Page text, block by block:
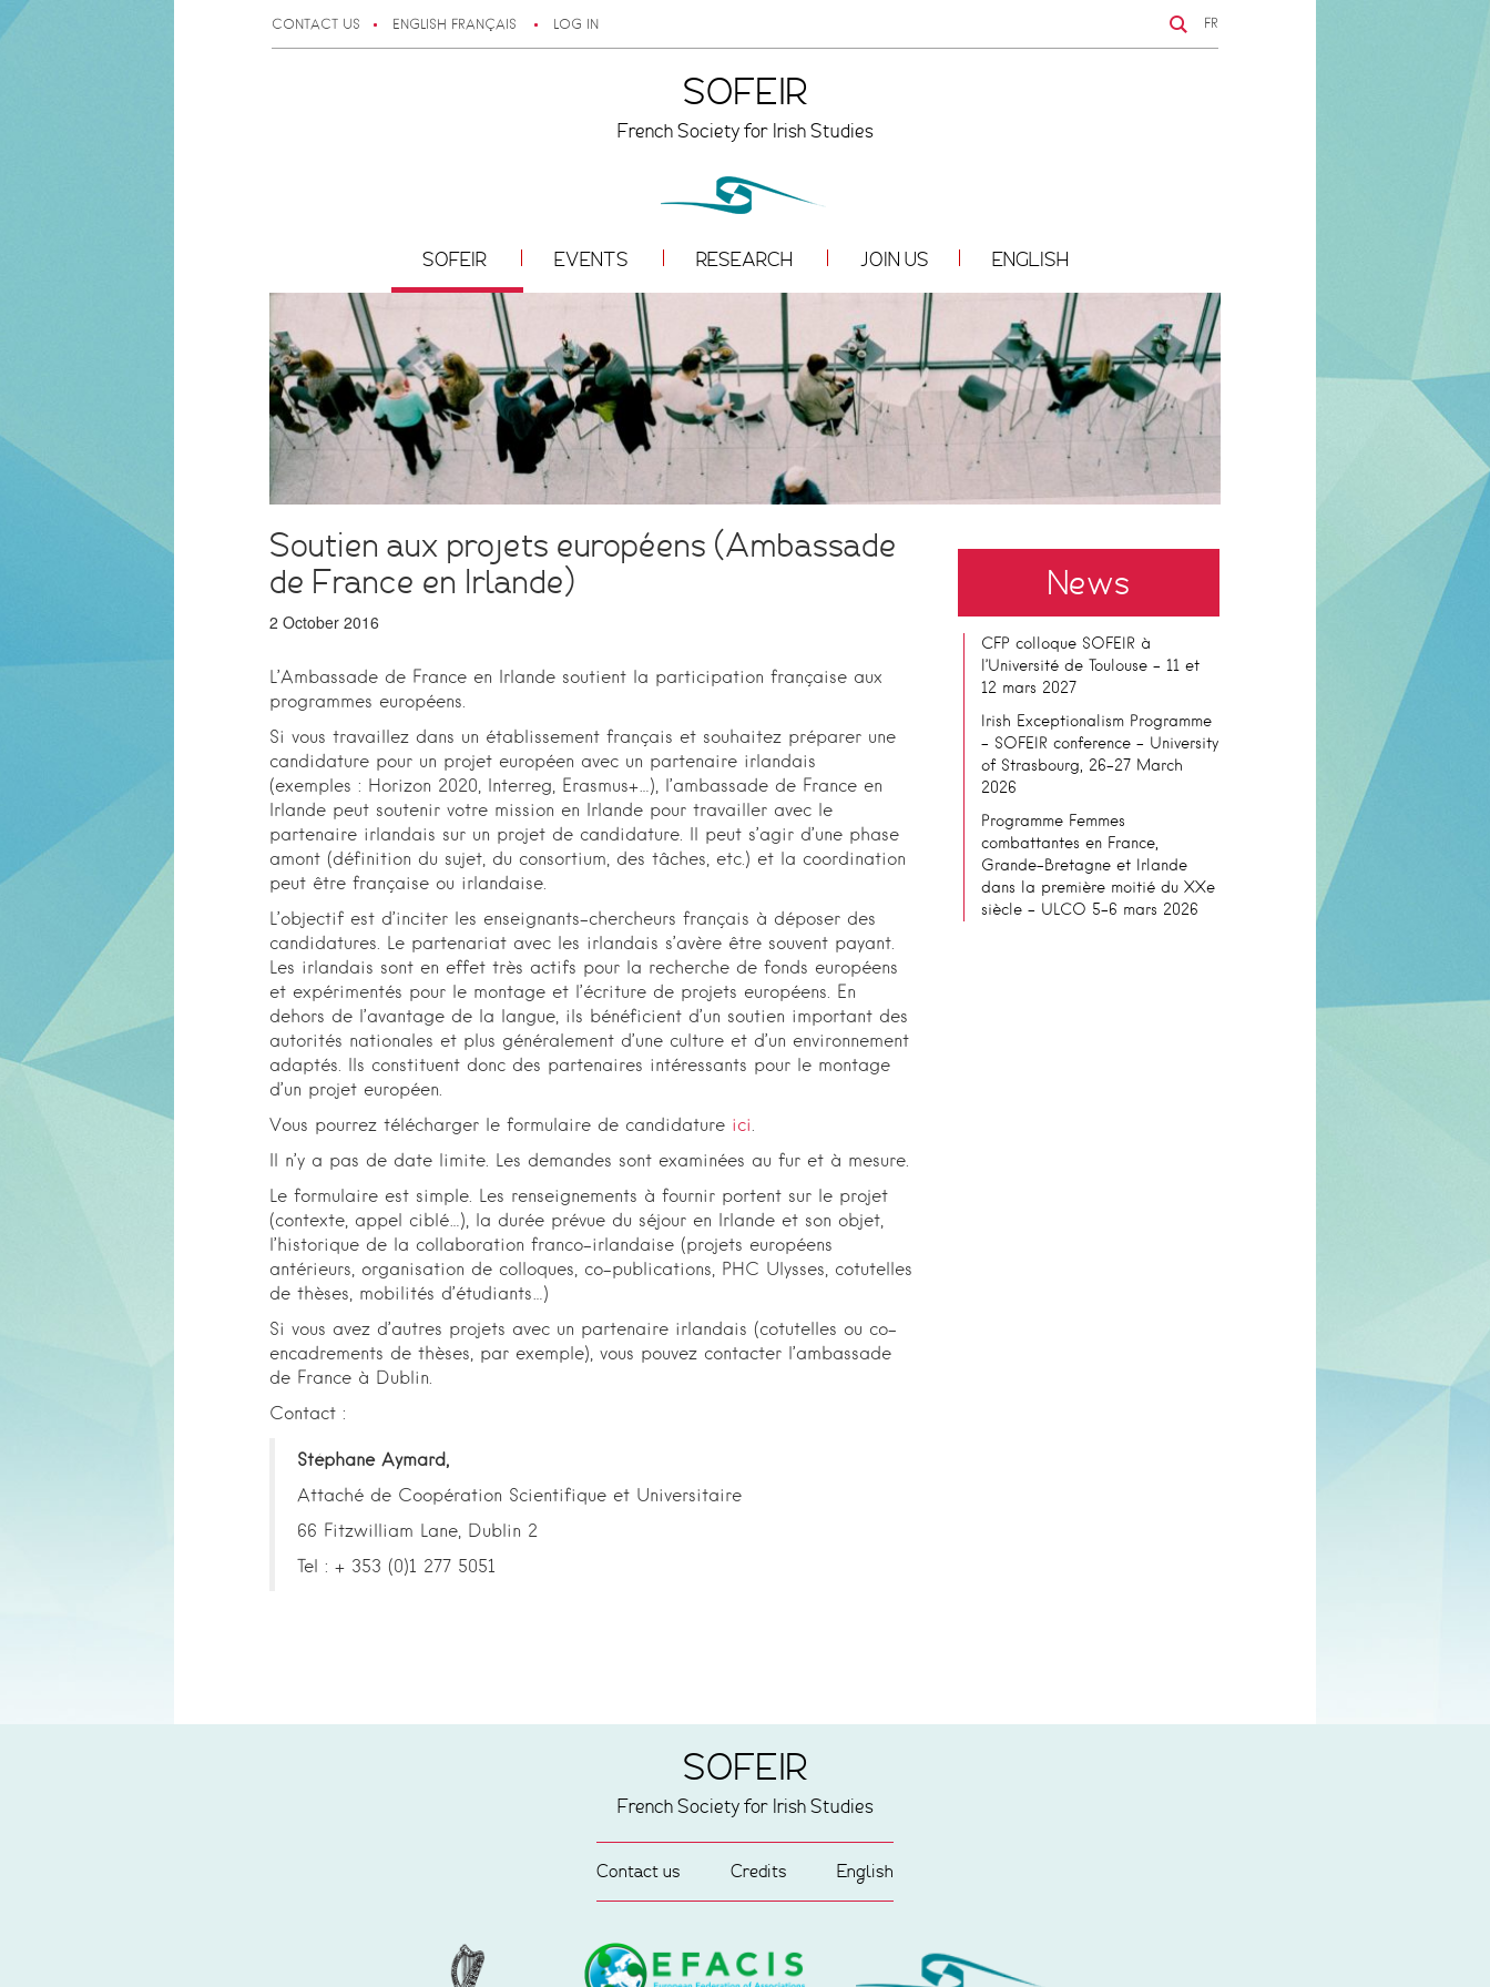
CONTACT US ENGLISH FRANÇAIS LOG IN FR
SOFEIR
French Society for Irish Studies
SOFEIR EVENTS RESEARCH JOIN US ENGLISH
Soutien aux projets européens (Ambassade
de France en Irlande)
2 October 2016
L’Ambassade de France en Irlande soutient la participation française aux
programmes européens.
Si vous travaillez dans un établissement français et souhaitez préparer une
candidature pour un projet européen avec un partenaire irlandais
(exemples : Horizon 2020, Interreg, Erasmus+…), l’ambassade de France en
Irlande peut soutenir votre mission en Irlande pour travailler avec le
partenaire irlandais sur un projet de candidature. Il peut s’agir d’une phase
amont (définition du sujet, du consortium, des tâches, etc.) et la coordination
peut être française ou irlandaise.
L’objectif est d’inciter les enseignants-chercheurs français à déposer des
candidatures. Le partenariat avec les irlandais s’avère être souvent payant.
Les irlandais sont en effet très actifs pour la recherche de fonds européens
et expérimentés pour le montage et l’écriture de projets européens. En
dehors de l’avantage de la langue, ils bénéficient d’un soutien important des
autorités nationales et plus généralement d’une culture et d’un environnement
adaptés. Ils constituent donc des partenaires intéressants pour le montage
d’un projet européen.
Vous pourrez télécharger le formulaire de candidature ici.
Il n’y a pas de date limite. Les demandes sont examinées au fur et à mesure.
Le formulaire est simple. Les renseignements à fournir portent sur le projet
(contexte, appel ciblé…), la durée prévue du séjour en Irlande et son objet,
l’historique de la collaboration franco-irlandaise (projets européens
antérieurs, organisation de colloques, co-publications, PHC Ulysses, cotutelles
de thèses, mobilités d’étudiants…)
Si vous avez d’autres projets avec un partenaire irlandais (cotutelles ou co-
encadrements de thèses, par exemple), vous pouvez contacter l’ambassade
de France à Dublin.
Contact :
Stéphane Aymard,
Attaché de Coopération Scientifique et Universitaire
66 Fitzwilliam Lane, Dublin 2
Tel : + 353 (0)1 277 5051
News
CFP colloque SOFEIR à
l’Université de Toulouse – 11 et
12 mars 2027
Irish Exceptionalism Programme
– SOFEIR conference – University
of Strasbourg, 26-27 March
2026
Programme Femmes
combattantes en France,
Grande-Bretagne et Irlande
dans la première moitié du XXe
siècle – ULCO 5-6 mars 2026
SOFEIR
French Society for Irish Studies
Contact us Credits English